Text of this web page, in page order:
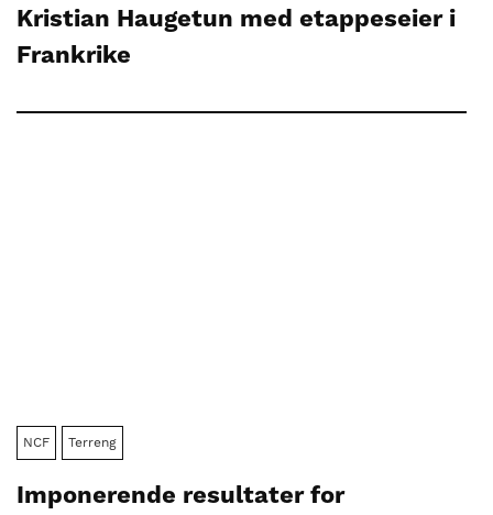
Kristian Haugetun med etappeseier i
Frankrike
NCF Terreng
Imponerende resultater for